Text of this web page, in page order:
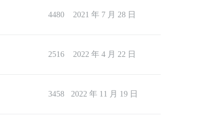
4480 2021 年 7 月 28 日
2516 2022 年 4 月 22 日
3458 2022 年 11 月 19 日